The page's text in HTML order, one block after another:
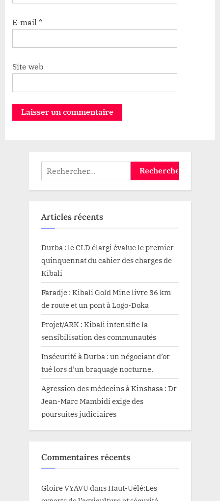
E-mail *
Site web
Rechercher :
Articles récents
Durba : le CLD élargi évalue le premier
quinquennat du cahier des charges de
Kibali
Faradje : Kibali Gold Mine livre 36 km
de route et un pont à Logo-Doka
Projet/ARK : Kibali intensifie la
sensibilisation des communautés
Insécurité à Durba : un négociant d’or
tué lors d’un braquage nocturne.
Agression des médecins à Kinshasa : Dr
Jean-Marc Mambidi exige des
poursuites judiciaires
Commentaires récents
Gloire VYAVUdansHaut-Uélé:Les